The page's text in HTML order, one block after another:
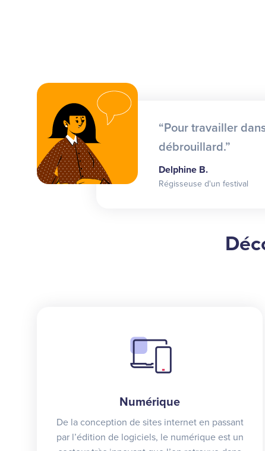
“Pour travailler
débrouillard.”
Delphine B.
Régisseuse d'un festival
Numérique
De la conception de sites internet en passant
par l’édition de logiciels, le numérique est un